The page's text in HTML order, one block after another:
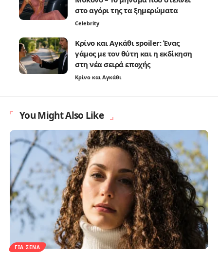
στο αγόρι της τα ξημερώματα
Celebrity
Κρίνο και Αγκάθι spoiler: Ένας
γάμος με τον θύτη και η εκδίκηση
στη νέα σειρά εποχής
Κρίνο και Αγκάθι
You Might Also Like
ΓΙΑ ΣΈΝΑ